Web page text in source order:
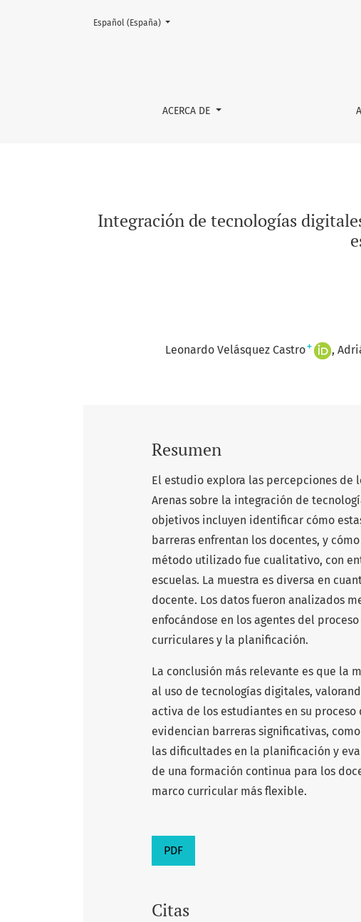
Integración de tecnologías digitales en la
ACERCA DE
Cambiar el idioma. El actual es:
Español (España)
Integración de tecnologías
Leonardo Velásquez Castro+
Resumen
El estudio explora las percepciones de
Arenas sobre la integración de
objetivos incluyen identificar cómo
barreras enfrentan los docentes, y
método utilizado fue cualitativo, con
escuelas. La muestra es diversa en
docente. Los datos fueron analizados
enfocándose en los agentes del
curriculares y la planificación.
La conclusión más relevante es que la
al uso de tecnologías digitales,
activa de los estudiantes en su
evidencian barreras significativas,
las dificultades en la planificación y
de una formación continua para los
marco curricular más flexible.
PDF
Citas